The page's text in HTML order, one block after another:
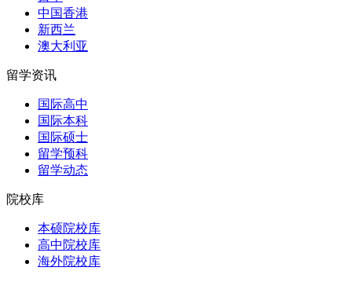
中国香港
新西兰
澳大利亚
留学资讯
国际高中
国际本科
国际硕士
留学预科
留学动态
院校库
本硕院校库
高中院校库
海外院校库